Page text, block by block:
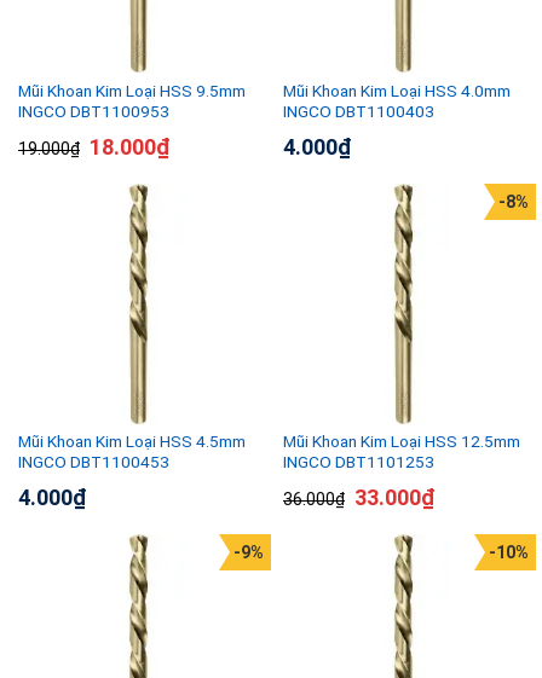
Mũi Khoan Kim Loại HSS 9.5mm
INGCO DBT1100953
19.000₫ 18.000₫
Mũi Khoan Kim Loại HSS 4.0mm
INGCO DBT1100403
4.000₫
Mũi Khoan Kim Loại HSS 4.5mm
INGCO DBT1100453
4.000₫
Mũi Khoan Kim Loại HSS 12.5mm
INGCO DBT1101253
36.000₫
-8%
33.000₫
-9% -10%